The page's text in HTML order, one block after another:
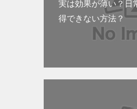
実は効果が薄い？日
得できない方法？